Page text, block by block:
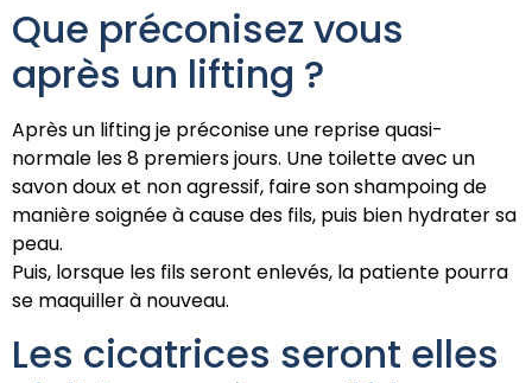
Que préconisez vous
après un lifting ?
Après un lifting je préconise une reprise quasi-
normale les 8 premiers jours. Une toilette avec un
savon doux et non agressif, faire son shampoing de
manière soignée à cause des fils, puis bien hydrater sa
peau.
Puis, lorsque les fils seront enlevés, la patiente pourra
se maquiller à nouveau.
Les cicatrices seront elles